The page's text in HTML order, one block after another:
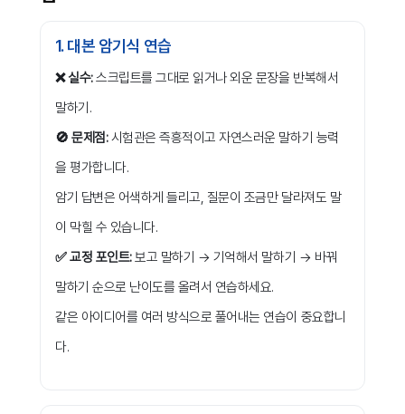
1. 대본 암기식 연습
❌ 실수:스크립트를 그대로 읽거나 외운 문장을 반복해서
말하기.
🚫 문제점:시험관은 즉흥적이고 자연스러운 말하기 능력
을 평가합니다.
암기 답변은 어색하게 들리고, 질문이 조금만 달라져도 말
이 막힐 수 있습니다.
✅ 교정 포인트:보고 말하기 → 기억해서 말하기 → 바꿔
말하기 순으로 난이도를 올려서 연습하세요.
같은 아이디어를 여러 방식으로 풀어내는 연습이 중요합니
다.